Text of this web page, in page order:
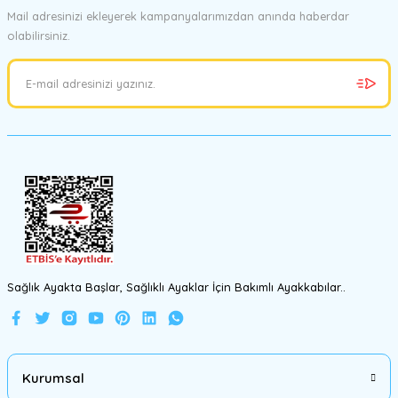
Ürün resmi kalitesiz, bozuk veya görüntülenemiyor.
Ürün bilgilerinde hatalar bulunuyor.
Mail adresinizi ekleyerek kampanyalarımızdan anında haberdar
olabilirsiniz.
Sağlık Ayakta Başlar, Sağlıklı Ayaklar İçin Bakımlı Ayakkabılar..
Kurumsal